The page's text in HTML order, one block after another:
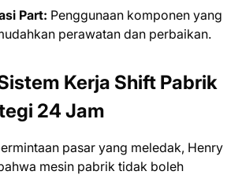
Part: Penggunaan komponen yang
perawatan dan perbaikan.
Kerja Shift Pabrik
24 Jam
pasar yang meledak, Henry
mesin pabrik tidak boleh